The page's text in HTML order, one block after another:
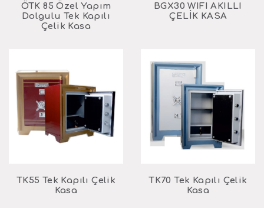
ÖTK 85 Özel Yapım
Dolgulu Tek Kapılı
Çelik Kasa
BGX30 WIFI AKILLI
ÇELİK KASA
TK55 Tek Kapılı Çelik
Kasa
TK70 Tek Kapılı Çelik
Kasa